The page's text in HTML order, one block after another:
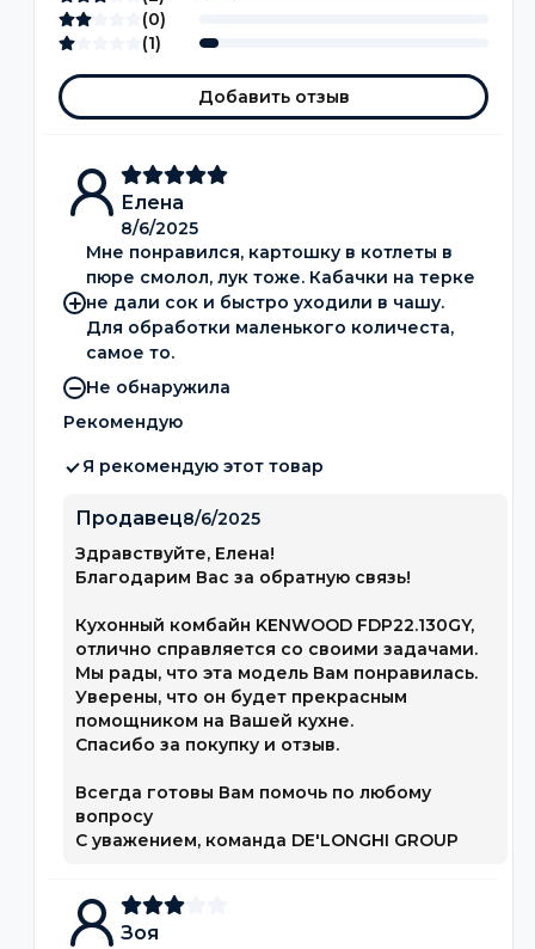
(0)
(1)
Добавить отзыв
Елена
8/6/2025
Мне понравился, картошку в котлеты в
пюре смолол, лук тоже. Кабачки на терке
не дали сок и быстро уходили в чашу.
Для обработки маленького количеста,
самое то.
Не обнаружила
Рекомендую
Я рекомендую этот товар
Продавец8/6/2025
Здравствуйте, Елена!​
Благодарим Вас за обратную связь!
Кухонный комбайн KENWOOD FDP22.130GY,
отлично справляется со своими задачами.
Мы рады, что эта модель Вам понравилась.
Уверены, что он будет прекрасным
помощником на Вашей кухне.
Спасибо за покупку и отзыв.
Всегда готовы Вам помочь по любому
вопросу
С уважением, команда DE'LONGHI GROUP
Зоя